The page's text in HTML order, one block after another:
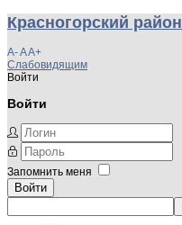
Красногорский район
A-AA+
Слабовидящим
Войти
Войти
Запомнить меня
Войти